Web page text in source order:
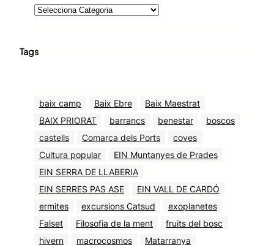
Tags
baix camp Baix Ebre
Baix Maestrat
BAIX PRIORAT
barrancs benestar
boscos
castells
Comarca dels Ports
coves
Cultura popular
EIN Muntanyes de Prades
EIN SERRA DE LLABERIA
EIN SERRES PAS ASE
EIN VALL DE CARDÓ
ermites
excursions Catsud
exoplanetes
Falset
Filosofia de la ment
fruits del bosc
hivern
macrocosmos
Matarranya